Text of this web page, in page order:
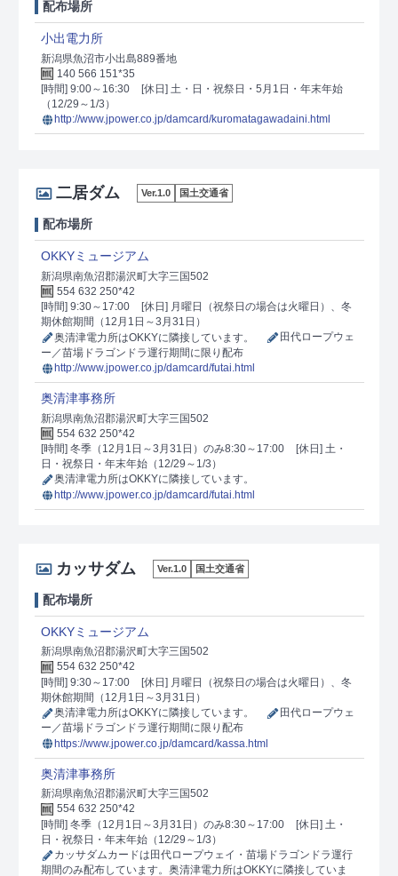
配布場所
小出電力所
新潟県魚沼市小出島889番地
140 566 151*35
[時間] 9:00～16:30
[休日] 土・日・祝祭日・5月1日・年末年始
（12/29～1/3）
http://www.jpower.co.jp/damcard/kuromatagawadaini.html
二居ダム Ver.1.0 国土交通省
配布場所
OKKYミュージアム
新潟県南魚沼郡湯沢町大字三国502
554 632 250*42
[時間] 9:30～17:00
[休日] 月曜日（祝祭日の場合は火曜日）、冬
期休館期間（12月1日～3月31日）
奥清津電力所はOKKYに隣接しています。
田代ロープウェ
ー／苗場ドラゴンドラ運行期間に限り配布
http://www.jpower.co.jp/damcard/futai.html
奥清津事務所
新潟県南魚沼郡湯沢町大字三国502
554 632 250*42
[時間] 冬季（12月1日～3月31日）のみ8:30～17:00
[休日] 土・
日・祝祭日・年末年始（12/29～1/3）
奥清津電力所はOKKYに隣接しています。
http://www.jpower.co.jp/damcard/futai.html
カッサダム Ver.1.0 国土交通省
配布場所
OKKYミュージアム
新潟県南魚沼郡湯沢町大字三国502
554 632 250*42
[時間] 9:30～17:00
[休日] 月曜日（祝祭日の場合は火曜日）、冬
期休館期間（12月1日～3月31日）
奥清津電力所はOKKYに隣接しています。
田代ロープウェ
ー／苗場ドラゴンドラ運行期間に限り配布
https://www.jpower.co.jp/damcard/kassa.html
奥清津事務所
新潟県南魚沼郡湯沢町大字三国502
554 632 250*42
[時間] 冬季（12月1日～3月31日）のみ8:30～17:00
[休日] 土・
日・祝祭日・年末年始（12/29～1/3）
カッサダムカードは田代ロープウェイ・苗場ドラゴンドラ運行
期間のみ配布しています。奥清津電力所はOKKYに隣接していま